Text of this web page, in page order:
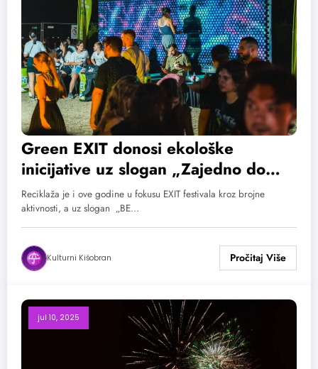
Green EXIT donosi ekološke
inicijative uz slogan „Zajedno do
cilja”
Reciklaža je i ove godine u fokusu EXIT festivala kroz brojne
aktivnosti, a uz slogan „BE…
Kulturni Kišobran
jul 10, 2025